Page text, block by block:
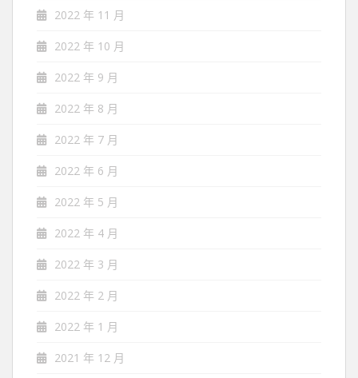
2022 年 11 月
2022 年 10 月
2022 年 9 月
2022 年 8 月
2022 年 7 月
2022 年 6 月
2022 年 5 月
2022 年 4 月
2022 年 3 月
2022 年 2 月
2022 年 1 月
2021 年 12 月